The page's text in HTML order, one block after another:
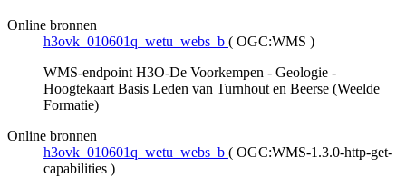
Online bronnen
h3ovk_010601q_wetu_webs_b ( OGC:WMS )
WMS-endpoint H3O-De Voorkempen - Geologie -
Hoogtekaart Basis Leden van Turnhout en Beerse (Weelde
Formatie)
Online bronnen
h3ovk_010601q_wetu_webs_b ( OGC:WMS-1.3.0-http-get-
capabilities )